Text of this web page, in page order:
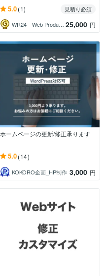
5.0(1)
見積り必須
WR24 Web Production 25,000 円
ホームページの更新/修正承ります
5.0(14)
KOKORO企画_HP制作 3,000 円